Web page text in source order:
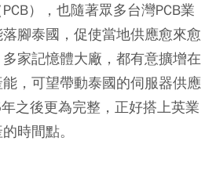
），也隨著眾多台灣PCB業
腳泰國，促使當地供應愈來愈
家記憶體大廠，都有意擴增在
，可望帶動泰國的伺服器供應
之後更為完整，正好搭上英業
時間點。